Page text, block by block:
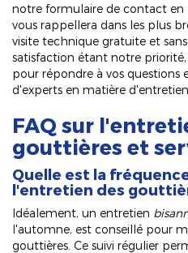
notre formulaire de contact en
vous rappellera dans les plus
visite technique gratuite et
satisfaction étant notre
pour répondre à vos questions
d'experts en matière
FAQ sur
gouttières et
Quelle est la
l'entretien des
Idéalement, un entretien
l'automne, est conseillé pour
gouttières. Ce suivi régulier